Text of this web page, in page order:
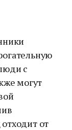
с
могут
от